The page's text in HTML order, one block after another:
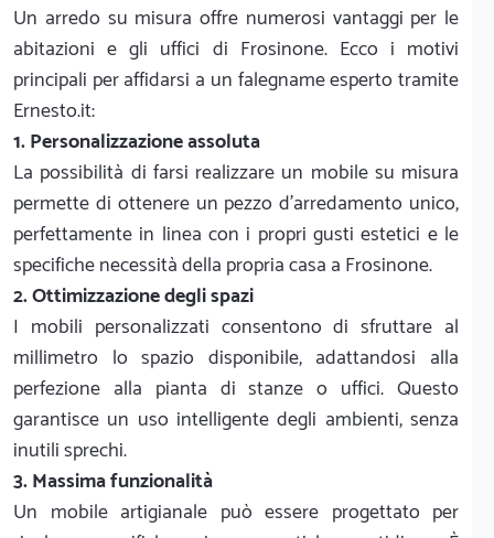
Un arredo su misura offre numerosi vantaggi per le
abitazioni e gli uffici di Frosinone. Ecco i motivi
principali per affidarsi a un falegname esperto tramite
Ernesto.it:
1. Personalizzazione assoluta
La possibilità di farsi realizzare un mobile su misura
permette di ottenere un pezzo d'arredamento unico,
perfettamente in linea con i propri gusti estetici e le
specifiche necessità della propria casa a Frosinone.
2. Ottimizzazione degli spazi
I mobili personalizzati consentono di sfruttare al
millimetro lo spazio disponibile, adattandosi alla
perfezione alla pianta di stanze o uffici. Questo
garantisce un uso intelligente degli ambienti, senza
inutili sprechi.
3. Massima funzionalità
Un mobile artigianale può essere progettato per